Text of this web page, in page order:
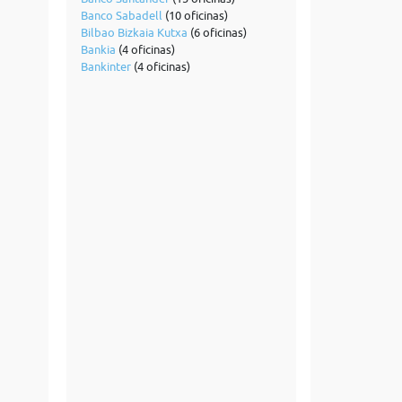
Banco Sabadell (10 oficinas)
Bilbao Bizkaia Kutxa (6 oficinas)
Bankia (4 oficinas)
Bankinter(4 oficinas)